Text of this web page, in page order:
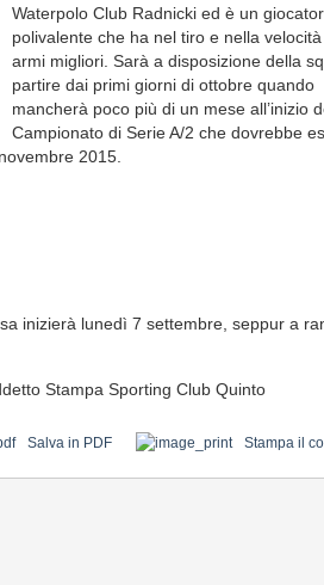
Waterpolo Club Radnicki ed è un
polivalente che ha nel tiro e nella
armi migliori. Sarà a disposizione della
partire dai primi giorni di ottobre quando
mancherà poco più di un mese all’inizio
Campionato di Serie A/2 che dovrebbe
2015.
inizierà lunedì 7 settembre, seppur a
Stampa Sporting Club Quinto
Salva in PDF Stampa il